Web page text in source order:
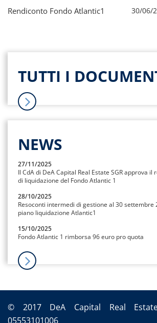
Rendiconto Fondo Atlantic1 30/06/
TUTTI I
NEWS
27/11/2025
Il CdA di DeA Capital Real Estate SGR approva il
di liquidazione del Fondo Atlantic 1
28/10/2025
Resoconti intermedi di gestione al 30 settembre
piano liquidazione Atlantic1
15/10/2025
Fondo Atlantic 1 rimborsa 96 euro pro quota
© 2017 DeA Capital Real
05553101006